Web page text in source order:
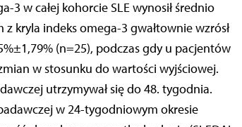
3 w całej kohorcie SLE wynosił średnio
kryla indeks omega-3 gwałtownie wzrósł
(n=25), podczas gdy u pacjentów
w stosunku do wartości wyjściowej.
utrzymywał się do 48. tygodnia.
w 24-tygodniowym okresie